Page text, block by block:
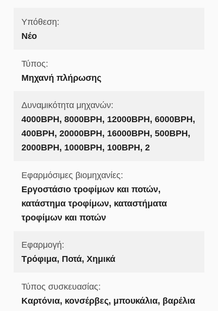
Υπόθεση:
Νέο
Τύπος:
Μηχανή πλήρωσης
Δυναμικότητα μηχανών:
4000BPH, 8000BPH, 12000BPH, 6000BPH,
400BPH, 20000BPH, 16000BPH, 500BPH,
2000BPH, 1000BPH, 100BPH, 2
Εφαρμόσιμες βιομηχανίες:
Εργοστάσιο τροφίμων και ποτών,
κατάστημα τροφίμων, καταστήματα
τροφίμων και ποτών
Εφαρμογή:
Τρόφιμα, Ποτά, Χημικά
Τύπος συσκευασίας:
Καρτόνια, κονσέρβες, μπουκάλια, βαρέλια